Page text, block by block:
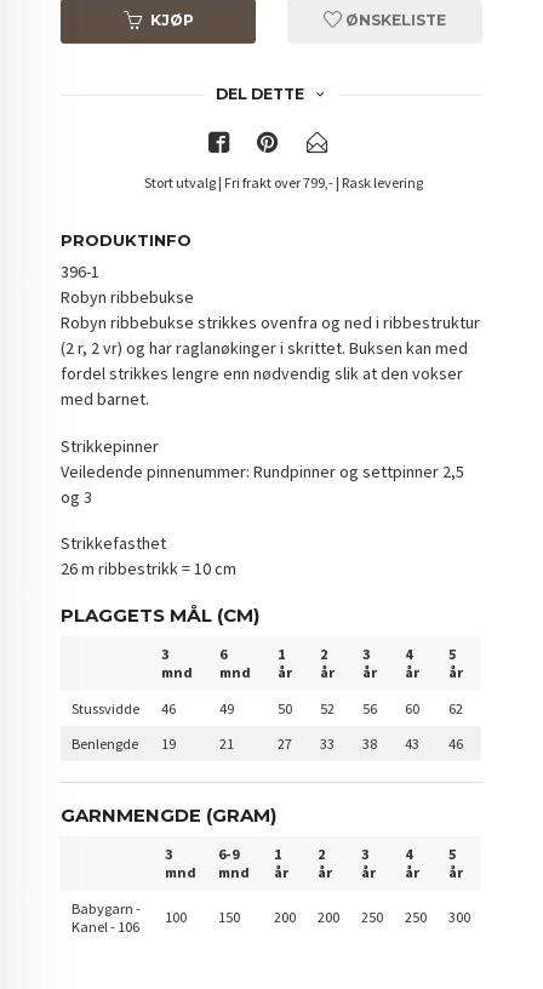
KJØP ØNSKELISTE
DEL DETTE
Stort utvalg | Fri frakt over 799,- | Rask levering
PRODUKTINFO
396-1
Robyn ribbebukse
Robyn ribbebukse strikkes ovenfra og ned i ribbestruktur
(2 r, 2 vr) og har raglanøkinger i skrittet. Buksen kan med
fordel strikkes lengre enn nødvendig slik at den vokser
med barnet.
Strikkepinner
Veiledende pinnenummer: Rundpinner og settpinner 2,5
og 3
Strikkefasthet
26 m ribbestrikk = 10 cm
PLAGGETS MÅL (CM)
3
mnd
6
mnd
1
år
2
år
3
år
4
år
5
år
Stussvidde
46 49 50 52 56 60
62
Benlengde
19 21 27 33 38 43 46
GARNMENGDE (GRAM)
3
mnd
6-9
mnd
1
år
2
år
3
år
4
år
5
år
Babygarn -
Kanel - 106
100 150 200 200 250 250 300